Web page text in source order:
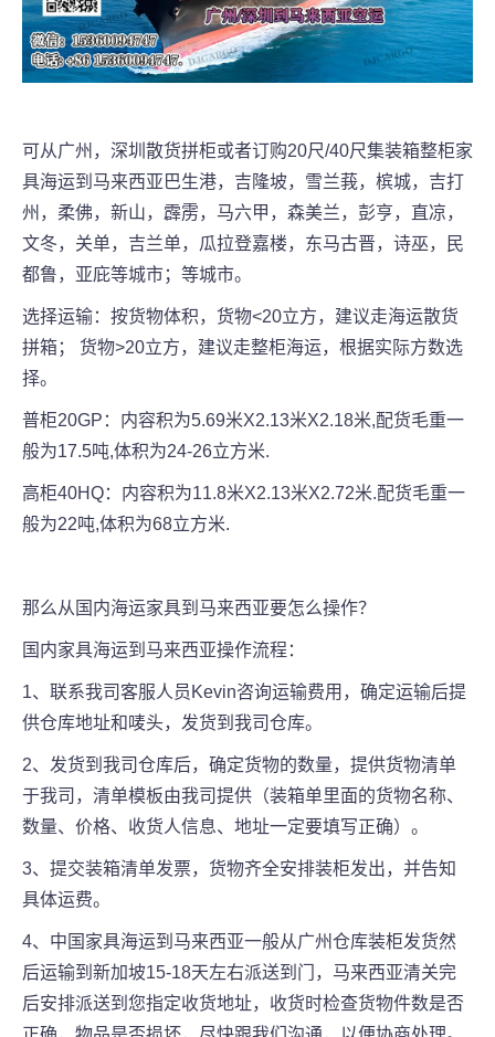
可从广州，深圳散货拼柜或者订购20尺/40尺集装箱整柜家
具海运到马来西亚巴生港，吉隆坡，雪兰莪，槟城，吉打
州，柔佛，新山，霹雳，马六甲，森美兰，彭亨，直凉，
文冬，关单，吉兰单，瓜拉登嘉楼，东马古晋，诗巫，民
都鲁，亚庇等城市；等城市。
选择运输：按货物体积，货物<20立方，建议走海运散货
拼箱； 货物>20立方，建议走整柜海运，根据实际方数选
择。
普柜20GP：内容积为5.69米X2.13米X2.18米,配货毛重一
般为17.5吨,体积为24-26立方米.
高柜40HQ：内容积为11.8米X2.13米X2.72米.配货毛重一
般为22吨,体积为68立方米.
那么从国内海运家具到马来西亚要怎么操作？
国内家具海运到马来西亚操作流程：
1、联系我司客服人员Kevin咨询运输费用，确定运输后提
供仓库地址和唛头，发货到我司仓库。
2、发货到我司仓库后，确定货物的数量，提供货物清单
于我司，清单模板由我司提供（装箱单里面的货物名称、
数量、价格、收货人信息、地址一定要填写正确）。
3、提交装箱清单发票，货物齐全安排装柜发出，并告知
具体运费。
4、中国家具海运到马来西亚一般从广州仓库装柜发货然
后运输到新加坡15-18天左右派送到门，马来西亚清关完
后安排派送到您指定收货地址，收货时检查货物件数是否